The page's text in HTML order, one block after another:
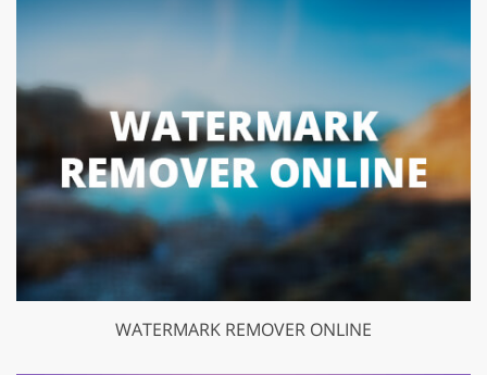
WATERMARK REMOVER ONLINE